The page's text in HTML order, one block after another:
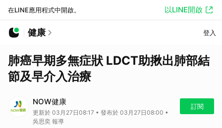
在LINE應用程式中開啟。 以LINE開啟
健康 登入
肺癌早期多無症狀 LDCT助揪出肺部結
節及早介入治療
NOW健康
更新於 03月27日08:17 • 發布於 03月27日08:00 •
吳思奕 報導
訂閱